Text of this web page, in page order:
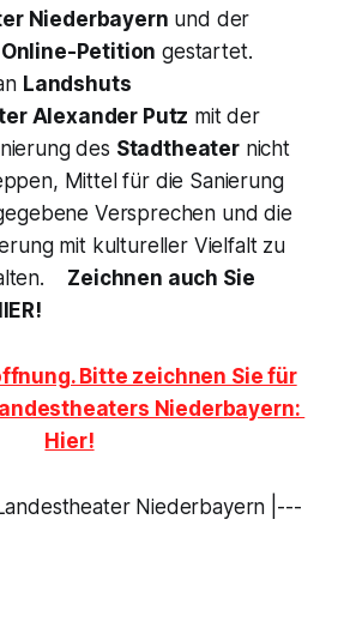
Niederbayern und der
Online-Petition gestartet.
Landshuts
Alexander Putz mit der
des Stadtheaternicht
Mittel für die Sanierung
Versprechen und die
mit kultureller Vielfalt zu
Zeichnen auch Sie
Bitte zeichnen Sie für
Niederbayern:
Hier!
Niederbayern |---